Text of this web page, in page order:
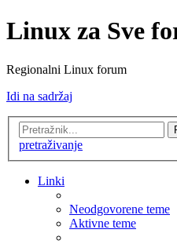
Linux za Sve
Regionalni Linux forum
Idi na sadržaj
pretraživanje
Linki
Neodgovorene teme
Aktivne teme